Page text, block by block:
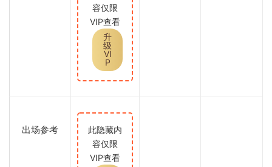
容仅限
VIP查看
升
级
VI
P
出场参考
此隐藏内
容仅限
VIP查看